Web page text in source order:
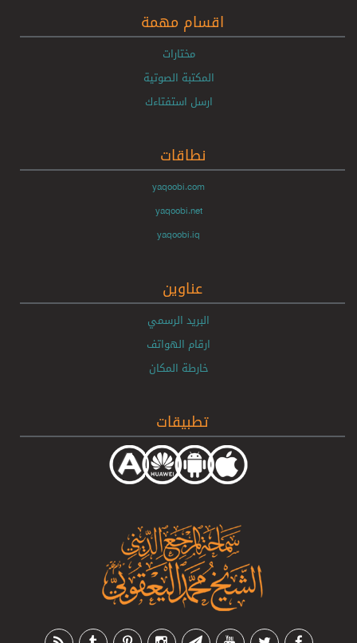
اقسام مهمة
مختارات
المكتبة الصوتية
ارسل استفتاءك
نطاقات
yaqoobi.com
yaqoobi.net
yaqoobi.iq
عناوين
البريد الرسمي
ارقام الهواتف
خارطة المكان
تطبيقات